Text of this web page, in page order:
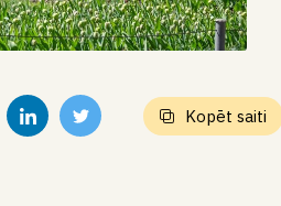
Kopēt saiti